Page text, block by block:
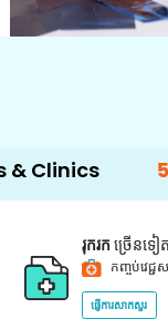
500+
រុករក ច្រើនទៀត
កញ្ចប់វេជ្ជ
ផ្ញើការសាកសួរ